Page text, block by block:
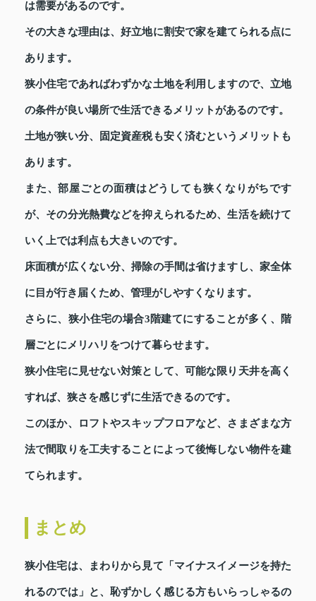
は需要があるのです。
その大きな理由は、好立地に割安で家を建てられる点に
あります。
狭小住宅であればわずかな土地を利用しますので、立地
の条件が良い場所で生活できるメリットがあるのです。
土地が狭い分、固定資産税も安く済むというメリットも
あります。
また、部屋ごとの面積はどうしても狭くなりがちです
が、その分光熱費などを抑えられるため、生活を続けて
いく上では利点も大きいのです。
床面積が広くない分、掃除の手間は省けますし、家全体
に目が行き届くため、管理がしやすくなります。
さらに、狭小住宅の場合3階建てにすることが多く、階
層ごとにメリハリをつけて暮らせます。
狭小住宅に見せない対策として、可能な限り天井を高く
すれば、狭さを感じずに生活できるのです。
このほか、ロフトやスキップフロアなど、さまざまな方
法で間取りを工夫することによって後悔しない物件を建
てられます。
まとめ
狭小住宅は、まわりから見て「マイナスイメージを持た
れるのでは」と、恥ずかしく感じる方もいらっしゃるの